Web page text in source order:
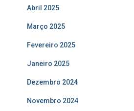
Abril 2025
Março 2025
Fevereiro 2025
Janeiro 2025
Dezembro 2024
Novembro 2024